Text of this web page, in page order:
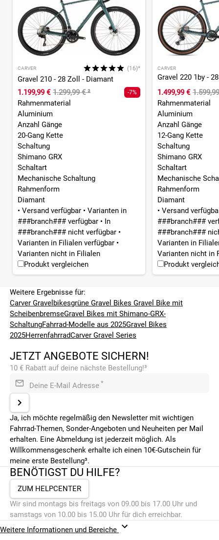
CARVER (16)*
Gravel 210 - 28 Zoll - Diamant
1.199,99 € 1.299,99 €² -7%
Rahmenmaterial
Aluminium
Anzahl Gänge
20-Gang Kette
Schaltung
Shimano GRX
Schaltart
Mechanische Schaltung
Rahmenform
Diamant
• Versand verfügbar • Varianten in
###branch### verfügbar • In
###branch### nicht verfügbar •
Varianten in Filialen verfügbar •
Varianten nicht in Filialen
Produkt vergleichen
CARVER
1.499,99 €
Rahmenmaterial
Aluminium
Anzahl Gänge
12-Gang Kette
Schaltung
Shimano GRX
Schaltart
Mechanische
Rahmenform
Diamant
• Versand
###branch###
###branch###
Varianten in
Varianten nicht in
Produkt
Weitere Ergebnisse für:
Carver Gravelbikesgrüne Gravel Bikes Gravel Bike mit
ScheibenbremseGravel Bikes mit Shimano-GRX-
SchaltungFahrrad-Modelle aus 2025Gravel Bikes
2025HerrenfahrradCarver Gravel Series
JETZT ANGEBOTE SICHERN!
10 € Rabatt auf deine nächste Bestellung!³
Deine E-Mail Adresse *
Ja, ich möchte regelmäßig den Newsletter mit wichtigen
Fahrrad-Themen, Sonder-Angeboten und Neuheiten per Mail
erhalten. Eine Abmeldung ist jederzeit möglich. Als
Willkommensgeschenk erhalte ich einen 10€-Gutschein für
meine erste Bestellung³.
BENÖTIGST DU HILFE?
ZUM HELPCENTER
Wir sind montags bis freitags von 09.00 bis 17.00 Uhr und
samstags von 10.00 bis 15.00 Uhr für dich erreichbar.
Weitere Informationen und Bereiche